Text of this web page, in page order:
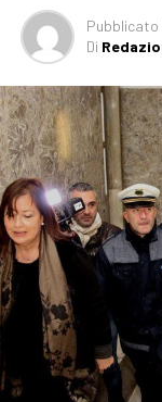
Pubblicato
Di